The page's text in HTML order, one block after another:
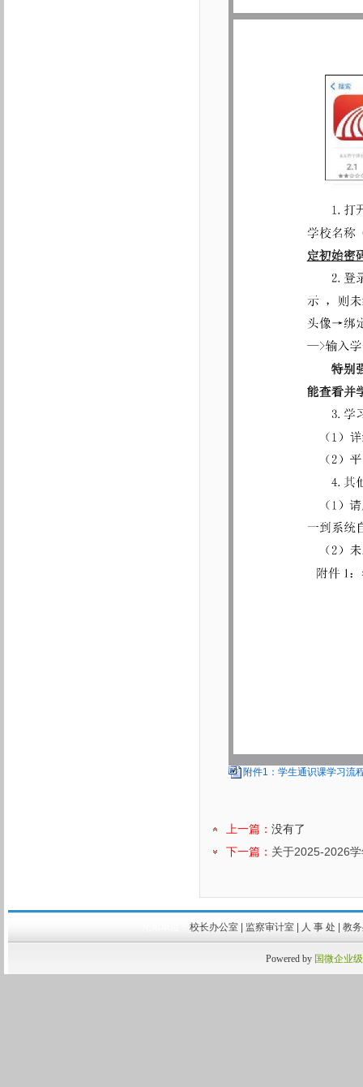
附件1：学生通识课学习流
上一篇： 没有了
下一篇： 关于2025-2026
校长办公室| 监察审计室| 人 事 处 教
Powered by 国微企业